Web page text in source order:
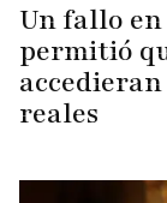
Un fallo
permitió
accedieran
reales